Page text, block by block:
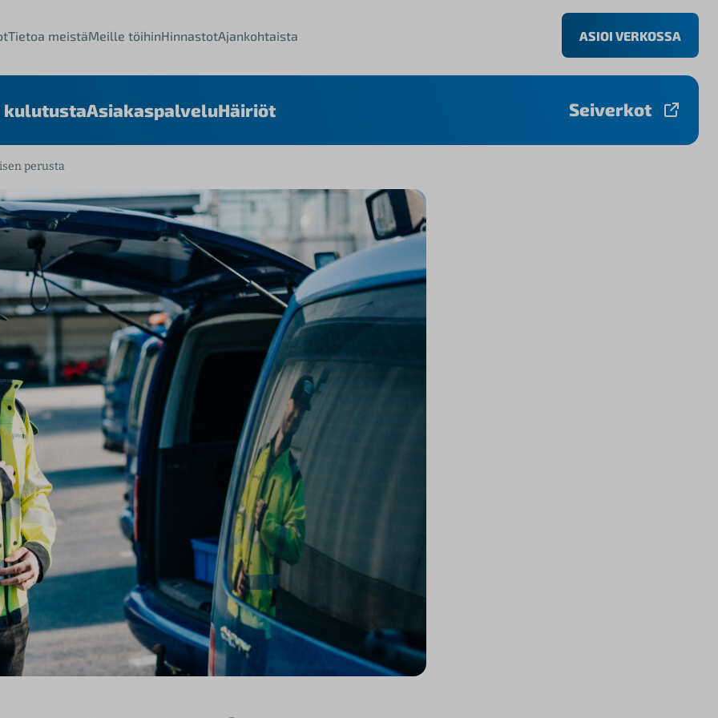
Tietoa meistäMeille töihinHinnastotAjankohtaista ASIOI VERKOSSA
kulutustaAsiakaspalveluHäiriöt Seiverkot
perusta